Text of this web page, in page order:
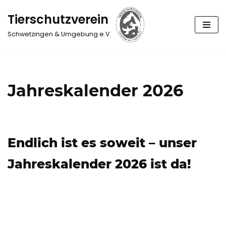
Zum
Inhalt
Tierschutzverein
Schwetzingen & Umgebung e.V.
Jahreskalender 2026
Endlich ist es soweit – unser
Jahreskalender 2026 ist da!